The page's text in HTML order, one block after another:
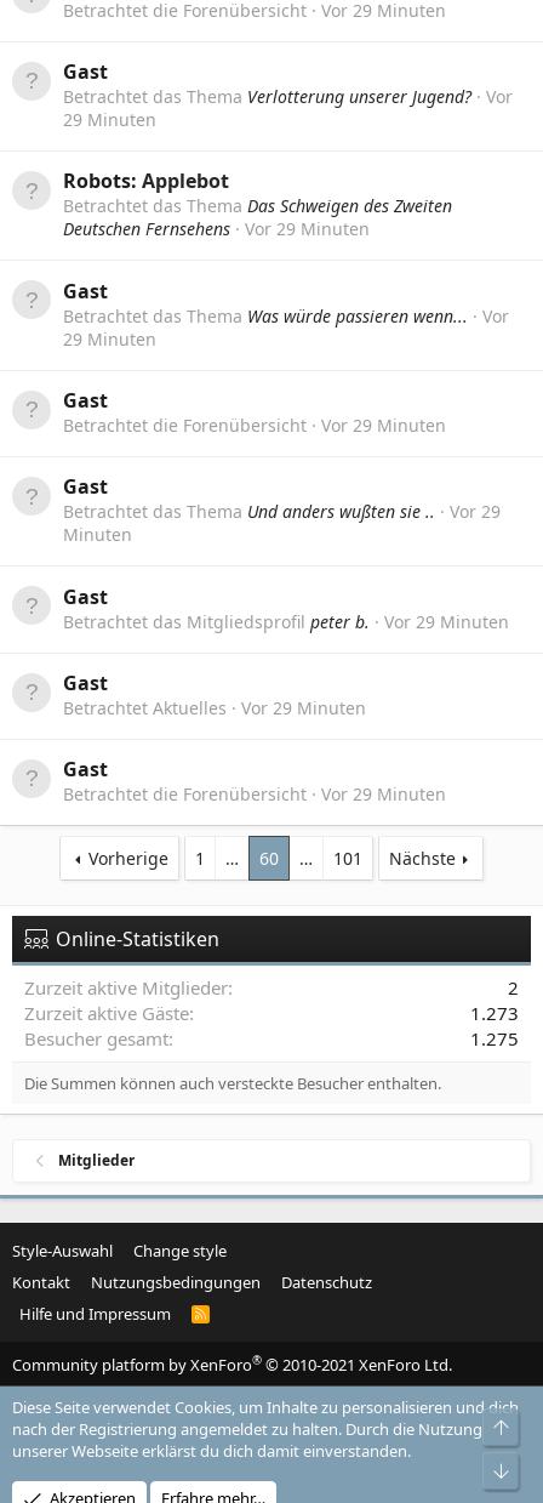
Betrachtet die Forenübersicht Vor 29 Minuten
Gast
Betrachtet das Thema Verlotterung unserer Jugend?
Vor
29 Minuten
Robots: Applebot
Betrachtet das Thema Das Schweigen des Zweiten
Deutschen Fernsehens
Vor 29 Minuten
Gast
Betrachtet das Thema Was würde passieren wenn...
Vor
29 Minuten
Gast
Betrachtet die Forenübersicht Vor 29 Minuten
Gast
Betrachtet das Thema Und anders wußten sie ..
Vor 29
Minuten
Gast
Betrachtet das Mitgliedsprofil peter b. Vor 29 Minuten
Gast
Betrachtet Aktuelles Vor 29 Minuten
Gast
Betrachtet die Forenübersicht Vor 29 Minuten
Vorherige 1 … 60 … 101 Nächste
Online-Statistiken
Zurzeit aktive Mitglieder
2
Zurzeit aktive Gäste
1.273
Besucher gesamt
1.275
Die Summen können auch versteckte Besucher enthalten.
Mitglieder
Style-Auswahl
Change style
Kontakt
Nutzungsbedingungen
Datenschutz
Hilfe und Impressum
R
Community platform by XenForo® © 2010-2021 XenForo Ltd.
Diese Seite verwendet Cookies, um Inhalte zu personalisieren und dich
nach der Registrierung angemeldet zu halten. Durch die Nutzung
unserer Webseite erklärst du dich damit einverstanden.
Akzeptieren Erfahre mehr…